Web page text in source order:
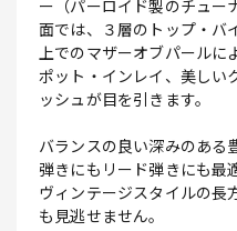
ー（パーロイド製のチュー
面では、３層のトップ・バ
上でのマザーオブパール
ポット・インレイ、美しい
ッシュが目を引きます。
バランスの良い深みのある
弾きにもリード弾きにも最
ヴィンテージスタイルの長
も見逃せません。